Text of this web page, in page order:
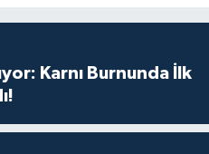
Karnı Burnunda İlk